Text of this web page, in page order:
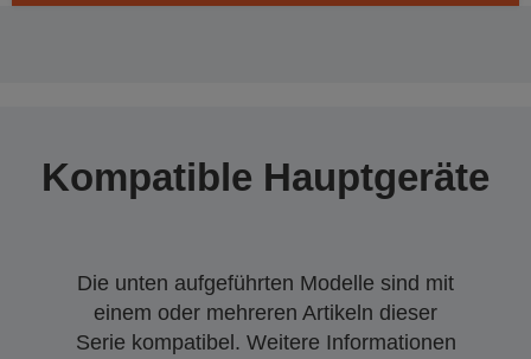
Kompatible Hauptgeräte
Die unten aufgeführten Modelle sind mit
einem oder mehreren Artikeln dieser
Serie kompatibel. Weitere Informationen